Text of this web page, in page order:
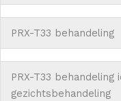
PRX-T33 behandeling
PRX-T33 behandeling
gezichtsbehandeling